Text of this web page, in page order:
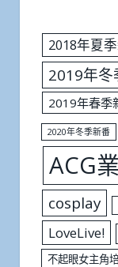
2018年夏
2019年冬
2019年春季
2020年冬季新番
ACG
cosplay
LoveLive!
不起眼女主角